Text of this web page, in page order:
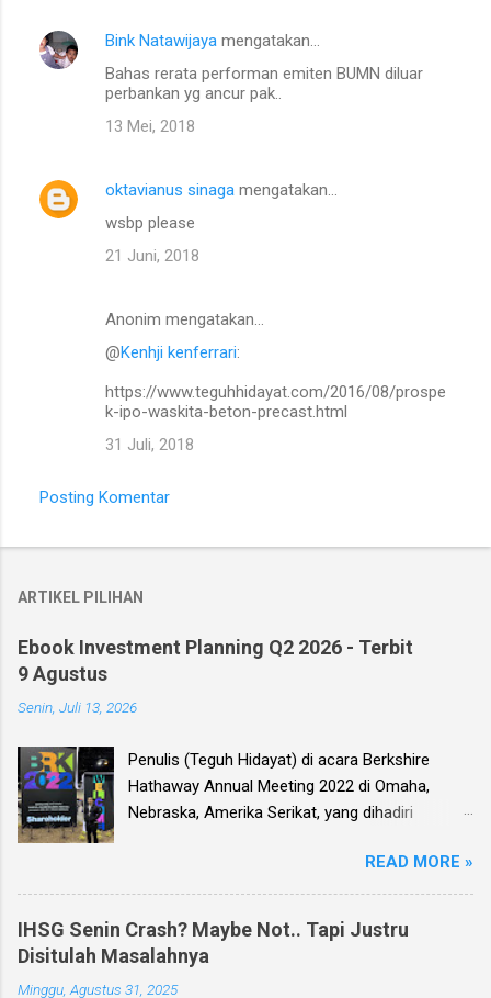
Bink Natawijaya mengatakan…
Bahas rerata performan emiten BUMN diluar
perbankan yg ancur pak..
13 Mei, 2018
oktavianus sinaga mengatakan…
wsbp please
21 Juni, 2018
Anonim mengatakan…
@Kenhji kenferrari:
https://www.teguhhidayat.com/2016/08/prospe
k-ipo-waskita-beton-precast.html
31 Juli, 2018
Posting Komentar
ARTIKEL PILIHAN
Ebook Investment Planning Q2 2026 - Terbit
9 Agustus
Senin, Juli 13, 2026
Penulis (Teguh Hidayat) di acara Berkshire
Hathaway Annual Meeting 2022 di Omaha,
Nebraska, Amerika Serikat, yang dihadiri
Buffett dan mitranya Alm. Charlie Munger. Dear
investor, seperti biasa setiap kuartal alias tiga
bulan sekali, penulis membuat Ebook
Investment Planning (EIP, dengan format PDF)
yang berisi kumpulan analisis fundamental
READ MORE »
IHSG Senin Crash? Maybe Not.. Tapi Justru
Disitulah Masalahnya
Minggu, Agustus 31, 2025